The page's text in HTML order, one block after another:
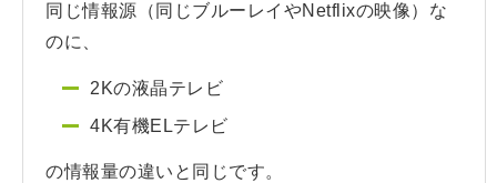
同じ情報源（同じブルーレイやNetflixの映像）な
のに、
2Kの液晶テレビ
4K有機ELテレビ
の情報量の違いと同じです。